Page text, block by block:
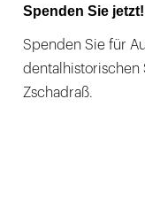
Spenden Sie jetzt!
Spenden Sie für
dentalhistorischen
Zschadraß.